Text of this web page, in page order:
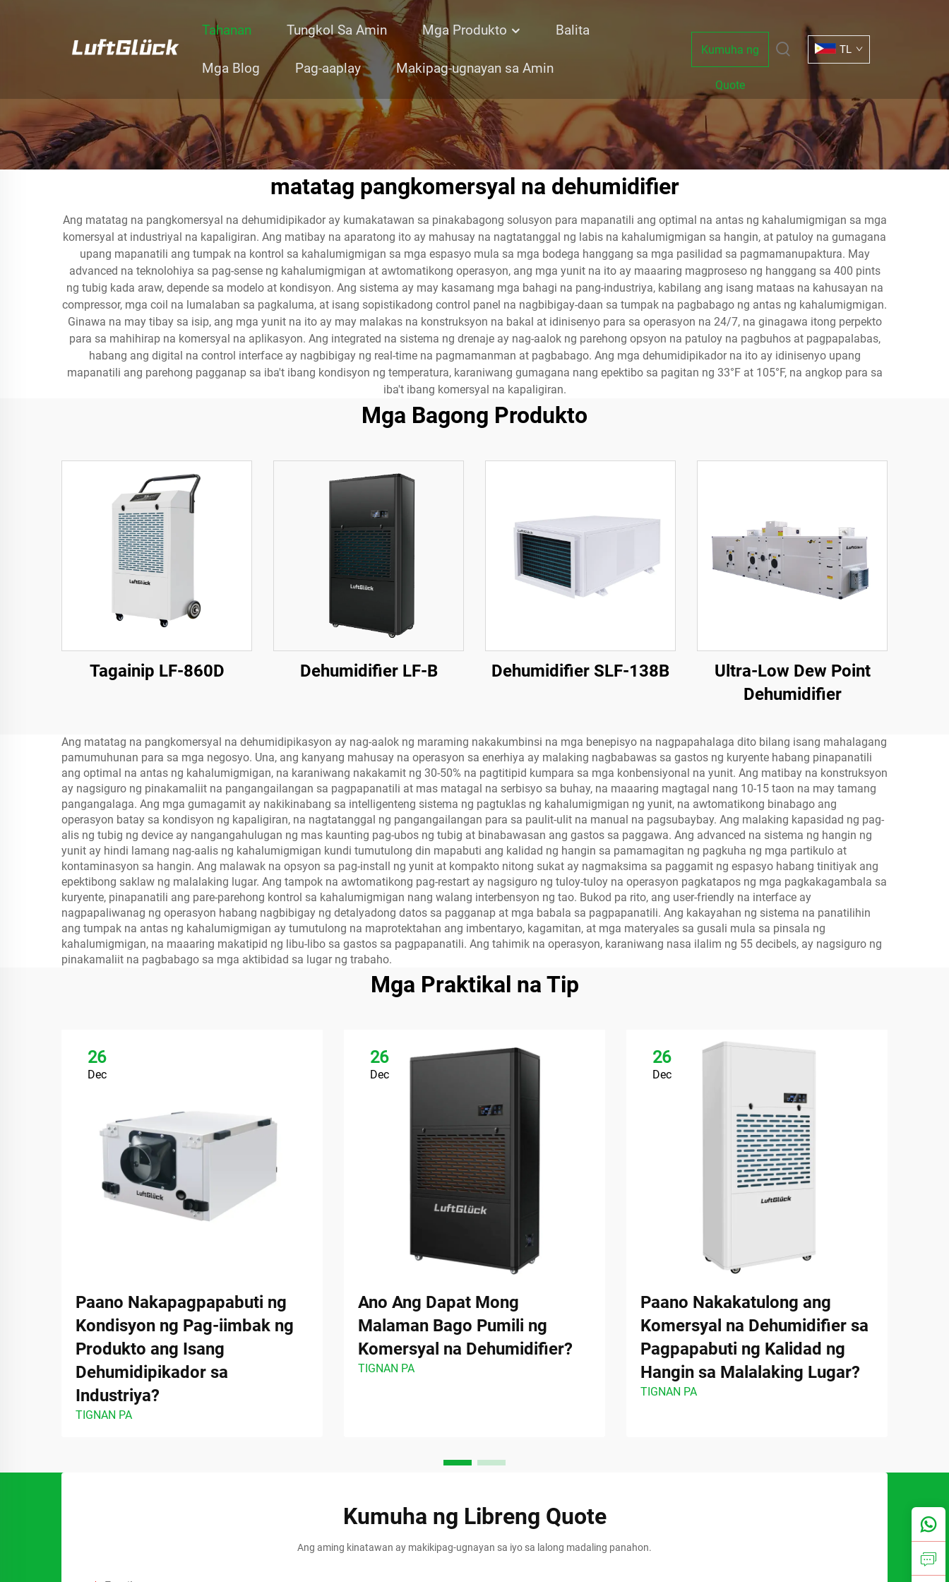
Tahanan Tungkol Sa Amin Mga Produkto Balita
Mga Blog Pag-aaplay Makipag-ugnayan sa Amin
Kumuha ng
Quote
TL
matatag pangkomersyal na dehumidifier
Ang matatag na pangkomersyal na dehumidipikador ay kumakatawan sa pinakabagong solusyon para mapanatili ang optimal na antas ng kahalumigmigan sa mga
komersyal at industriyal na kapaligiran. Ang matibay na aparatong ito ay mahusay na nagtatanggal ng labis na kahalumigmigan sa hangin, at patuloy na gumagana
upang mapanatili ang tumpak na kontrol sa kahalumigmigan sa mga espasyo mula sa mga bodega hanggang sa mga pasilidad sa pagmamanupaktura. May
advanced na teknolohiya sa pag-sense ng kahalumigmigan at awtomatikong operasyon, ang mga yunit na ito ay maaaring magproseso ng hanggang sa 400 pints
ng tubig kada araw, depende sa modelo at kondisyon. Ang sistema ay may kasamang mga bahagi na pang-industriya, kabilang ang isang mataas na kahusayan na
compressor, mga coil na lumalaban sa pagkaluma, at isang sopistikadong control panel na nagbibigay-daan sa tumpak na pagbabago ng antas ng kahalumigmigan.
Ginawa na may tibay sa isip, ang mga yunit na ito ay may malakas na konstruksyon na bakal at idinisenyo para sa operasyon na 24/7, na ginagawa itong perpekto
para sa mahihirap na komersyal na aplikasyon. Ang integrated na sistema ng drenaje ay nag-aalok ng parehong opsyon na patuloy na pagbuhos at pagpapalabas,
habang ang digital na control interface ay nagbibigay ng real-time na pagmamanman at pagbabago. Ang mga dehumidipikador na ito ay idinisenyo upang
mapanatili ang parehong pagganap sa iba't ibang kondisyon ng temperatura, karaniwang gumagana nang epektibo sa pagitan ng 33°F at 105°F, na angkop para sa
iba't ibang komersyal na kapaligiran.
Mga Bagong Produkto
Tagainip LF-860D Dehumidifier LF-B Dehumidifier SLF-138B
Ultra-Low Dew Point
Dehumidifier
Ang matatag na pangkomersyal na dehumidipikasyon ay nag-aalok ng maraming nakakumbinsi na mga benepisyo na nagpapahalaga dito bilang isang mahalagang
pamumuhunan para sa mga negosyo. Una, ang kanyang mahusay na operasyon sa enerhiya ay malaking nagbabawas sa gastos ng kuryente habang pinapanatili
ang optimal na antas ng kahalumigmigan, na karaniwang nakakamit ng 30-50% na pagtitipid kumpara sa mga konbensiyonal na yunit. Ang matibay na konstruksyon
ay nagsiguro ng pinakamaliit na pangangailangan sa pagpapanatili at mas matagal na serbisyo sa buhay, na maaaring magtagal nang 10-15 taon na may tamang
pangangalaga. Ang mga gumagamit ay nakikinabang sa intelligenteng sistema ng pagtuklas ng kahalumigmigan ng yunit, na awtomatikong binabago ang
operasyon batay sa kondisyon ng kapaligiran, na nagtatanggal ng pangangailangan para sa paulit-ulit na manual na pagsubaybay. Ang malaking kapasidad ng pag-
alis ng tubig ng device ay nangangahulugan ng mas kaunting pag-ubos ng tubig at binabawasan ang gastos sa paggawa. Ang advanced na sistema ng hangin ng
yunit ay hindi lamang nag-aalis ng kahalumigmigan kundi tumutulong din mapabuti ang kalidad ng hangin sa pamamagitan ng pagkuha ng mga partikulo at
kontaminasyon sa hangin. Ang malawak na opsyon sa pag-install ng yunit at kompakto nitong sukat ay nagmaksima sa paggamit ng espasyo habang tinitiyak ang
epektibong saklaw ng malalaking lugar. Ang tampok na awtomatikong pag-restart ay nagsiguro ng tuloy-tuloy na operasyon pagkatapos ng mga pagkakagambala sa
kuryente, pinapanatili ang pare-parehong kontrol sa kahalumigmigan nang walang interbensyon ng tao. Bukod pa rito, ang user-friendly na interface ay
nagpapaliwanag ng operasyon habang nagbibigay ng detalyadong datos sa pagganap at mga babala sa pagpapanatili. Ang kakayahan ng sistema na panatilihin
ang tumpak na antas ng kahalumigmigan ay tumutulong na maprotektahan ang imbentaryo, kagamitan, at mga materyales sa gusali mula sa pinsala ng
kahalumigmigan, na maaaring makatipid ng libu-libo sa gastos sa pagpapanatili. Ang tahimik na operasyon, karaniwang nasa ilalim ng 55 decibels, ay nagsiguro ng
pinakamaliit na pagbabago sa mga aktibidad sa lugar ng trabaho.
Mga Praktikal na Tip
26
Dec
Paano Nakapagpapabuti ng
Kondisyon ng Pag-iimbak ng
Produkto ang Isang
Dehumidipikador sa
Industriya?
TIGNAN PA
26
Dec
Ano Ang Dapat Mong
Malaman Bago Pumili ng
Komersyal na Dehumidifier?
TIGNAN PA
26
Dec
Paano Nakakatulong ang
Komersyal na Dehumidifier sa
Pagpapabuti ng Kalidad ng
Hangin sa Malalaking Lugar?
TIGNAN PA
Kumuha ng Libreng Quote
Ang aming kinatawan ay makikipag-ugnayan sa iyo sa lalong madaling panahon.